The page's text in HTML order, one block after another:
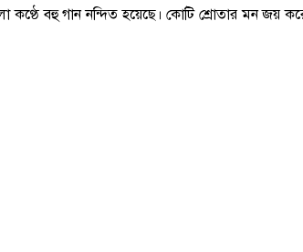
বহু গান নন্দিত হয়েছে। কোটি শ্রোতার মন জয়